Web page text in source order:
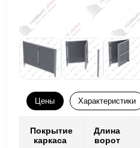
Цены Характеристики
Покрытие
каркаса
Длина
ворот